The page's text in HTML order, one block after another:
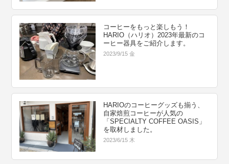
コーヒーをもっと楽しもう！
HARIO（ハリオ）2023年最新のコ
ーヒー器具をご紹介します。
2023/9/15 金
HARIOのコーヒーグッズも揃う、
自家焙煎コーヒーが人気の
「SPECIALTY COFFEE OASIS」
を取材しました。
2023/6/15 木